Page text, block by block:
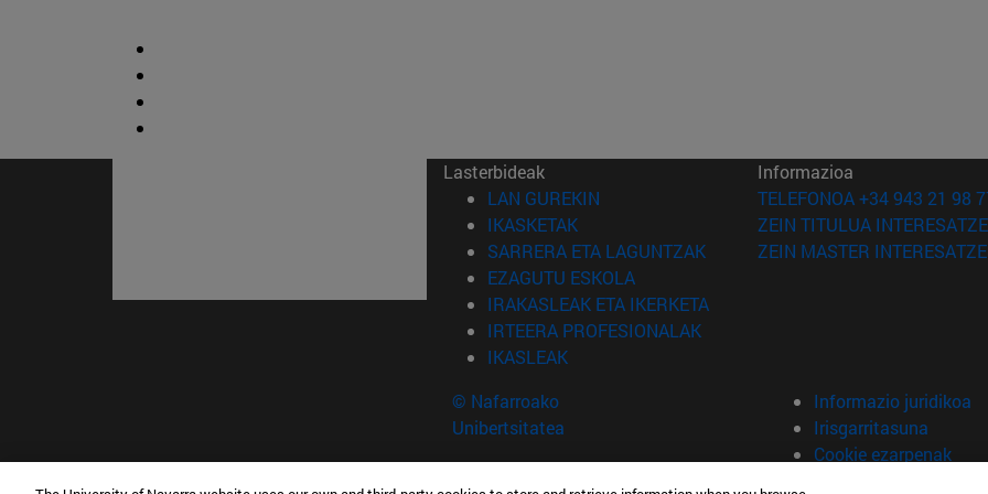
Lasterbideak
LAN GUREKIN (Beste leiho batean irekiko da)
IKASKETAK(Beste leiho batean irekiko da)
SARRERA ETA LAGUNTZAK(Beste leiho batean irekiko da)
EZAGUTU ESKOLA(Beste leiho batean irekiko da)
IRAKASLEAK ETA IKERKETA(Beste leiho batean irekiko da)
IRTEERA PROFESIONALAK(Beste leiho batean irekiko da)
IKASLEAK(Beste leiho batean irekiko da)
Informazioa
TELEFONOA +34 943 21 98
ZEIN TITULUA
ZEIN MASTER
© Nafarroako
Unibertsitatea
Informazio juridikoa
Irisgarritasuna
Cookie ezarpenak